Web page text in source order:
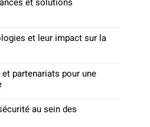
et leur impact sur la
partenariats pour une
au sein des